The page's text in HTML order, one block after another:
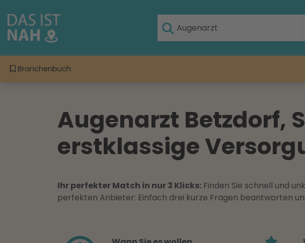
Branchenbuch
Augenarzt Betzdorf,
erstklassige
Ihr perfekter Match in nur 3 Klicks: Finden Sie schnell und
perfekten Anbieter: Einfach drei kurze Fragen beantworten